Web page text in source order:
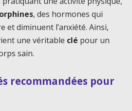
, des hormones qui
et diminuent l’anxiété. Ainsi,
une véritable clé pour un
sain.
recommandées pour